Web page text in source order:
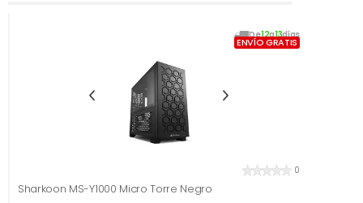
De12a13días
ENVÍO GRATIS
0
Sharkoon MS-Y1000 Micro Torre Negro